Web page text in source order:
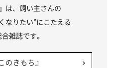
は、飼い主さんの
なりたい”にこたえる
雑誌です。
のきもち』